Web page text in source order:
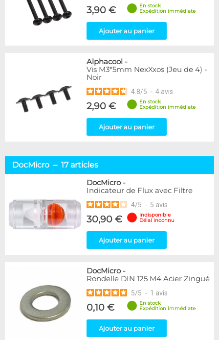
3,90 €
En stock
Expédition immédiate
Ajouter au panier
Alphacool -
Vis M3*5mm NexXxos (Jeu de 4) -
Noir
4.8/5 - 4 avis
2,90 €
En stock
Expédition immédiate
Ajouter au panier
DocMicro – 17 articles
DocMicro-
Indicateur de Flux avec Filtre
4/5 - 5 avis
30,90 €
Indisponible
Délai inconnu
Ajouter au panier
DocMicro-
Rondelle DIN 125 M4 Acier Zingué
5/5 - 1 avis
0,10 €
En stock
Expédition immédiate
Ajouter au panier